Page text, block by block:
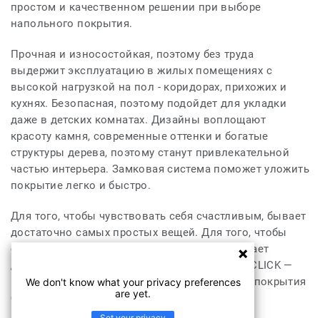
простом и качественном решении при выборе
напольного покрытия.
Прочная и износостойкая, поэтому без труда
выдержит эксплуатацию в жилых помещениях с
высокой нагрузкой на пол - коридорах, прихожих и
кухнях. Безопасная, поэтому подойдет для укладки
даже в детских комнатах. Дизайны воплощают
красоту камня, современные оттенки и богатые
структуры дерева, поэтому станут привлекательной
частью интерьера. Замковая система поможет уложить
покрытие легко и быстро.
Для того, чтобы чувствовать себя счастливым, бывает
достаточно самых простых вещей. Для того, чтобы
создать комфортную атмосферу в доме, бывает
достаточно самых простых решений. PRIME CLICK —
просто наслаждаетесь красотой напольного покрытия
без усилий!
We don't know what your privacy preferences
are yet.